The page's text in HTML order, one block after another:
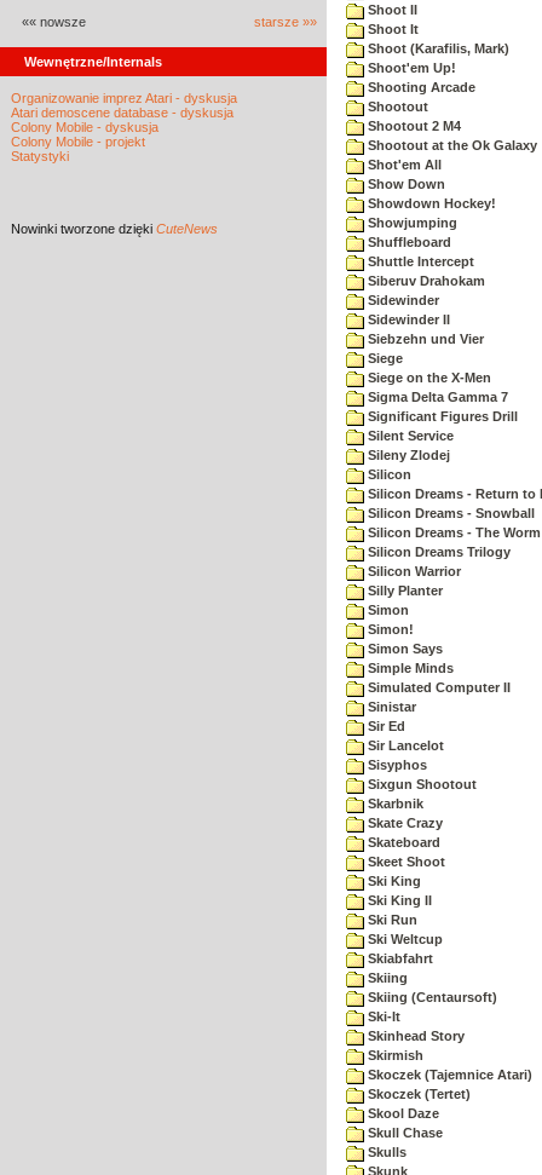
«« nowsze starsze »»
Wewnętrzne/Internals
Organizowanie imprez Atari - dyskusja
Atari demoscene database - dyskusja
Colony Mobile - dyskusja
Colony Mobile - projekt
Statystyki
Nowinki tworzone dzięki CuteNews
Shoot II
Shoot It
Shoot (Karafilis, Mark)
Shoot'em Up!
Shooting Arcade
Shootout
Shootout 2 M4
Shootout at the Ok Galaxy
Shot'em All
Show Down
Showdown Hockey!
Showjumping
Shuffleboard
Shuttle Intercept
Siberuv Drahokam
Sidewinder
Sidewinder II
Siebzehn und Vier
Siege
Siege on the X-Men
Sigma Delta Gamma 7
Significant Figures Drill
Silent Service
Sileny Zlodej
Silicon
Silicon Dreams - Return to
Silicon Dreams - Snowball
Silicon Dreams - The
Silicon Dreams Trilogy
Silicon Warrior
Silly Planter
Simon
Simon!
Simon Says
Simple Minds
Simulated Computer II
Sinistar
Sir Ed
Sir Lancelot
Sisyphos
Sixgun Shootout
Skarbnik
Skate Crazy
Skateboard
Skeet Shoot
Ski King
Ski King II
Ski Run
Ski Weltcup
Skiabfahrt
Skiing
Skiing (Centaursoft)
Ski-It
Skinhead Story
Skirmish
Skoczek (Tajemnice Atari)
Skoczek (Tertet)
Skool Daze
Skull Chase
Skulls
Skunk